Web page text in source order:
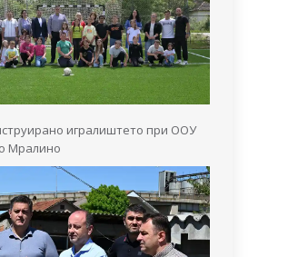
игралиштето при ООУ
Мралино